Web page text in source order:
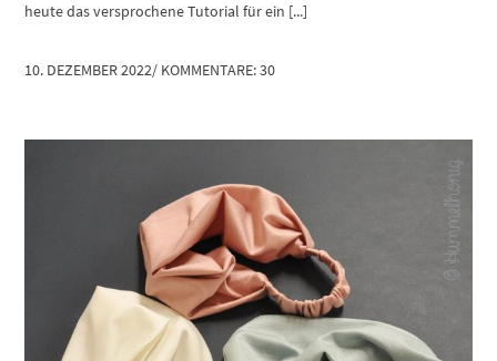
heute das versprochene Tutorial für ein [...]
10. DEZEMBER 2022/ KOMMENTARE: 30